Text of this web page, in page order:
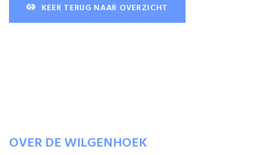
KEER TERUG NAAR OVERZICHT
OVER DE WILGENHOEK